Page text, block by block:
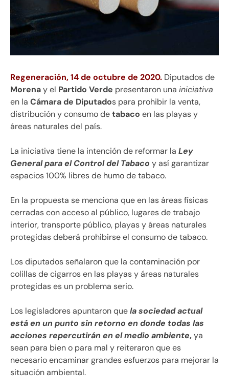
Regeneración, 14 de octubre de 2020. Diputados de
Morenay el Partido Verde presentaron una iniciativa
en la Cámara de Diputados para prohibir la venta,
distribución y consumo detabaco en las playas y
áreas naturales del país.
La iniciativa tiene la intención de reformar la Ley
General para el Control del Tabaco y así garantizar
espacios 100% libres de humo de tabaco.
En la propuesta se menciona que en las áreas físicas
cerradas con acceso al público, lugares de trabajo
interior, transporte público, playas y áreas naturales
protegidas deberá prohibirse el consumo de tabaco.
Los diputados señalaron que la contaminación por
colillas de cigarros en las playas y áreas naturales
protegidas es un problema serio.
Los legisladores apuntaron quela sociedad actual
está en un punto sin retorno en donde todas las
acciones repercutirán en el medio ambiente, ya
sean para bien o para mal y reiteraron que es
necesario encaminar grandes esfuerzos para mejorar la
situación ambiental.